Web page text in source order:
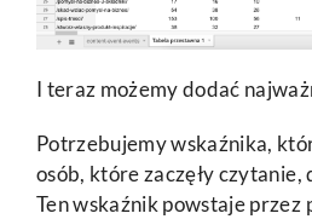
I teraz możemy dodać
Potrzebujemy wskaźnika,
osób, które zaczęły czytanie,
Ten wskaźnik powstaje przez